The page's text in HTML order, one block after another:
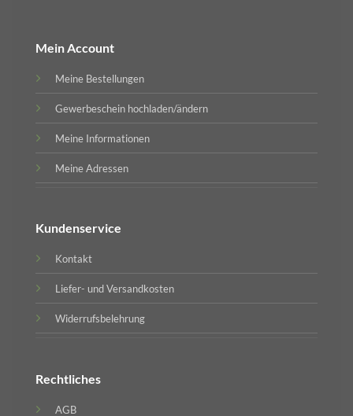
Mein Account
Meine Bestellungen
Gewerbeschein hochladen/ändern
Meine Informationen
Meine Adressen
Kundenservice
Kontakt
Liefer- und Versandkosten
Widerrufsbelehrung
Rechtliches
AGB